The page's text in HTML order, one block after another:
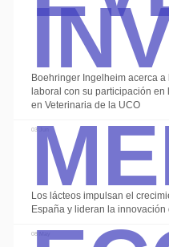
Boehringer Ingelheim acerca
laboral con su participación
en Veterinaria de la UCO
03 Jun
Los lácteos impulsan el
España y lideran la innovación
08 May